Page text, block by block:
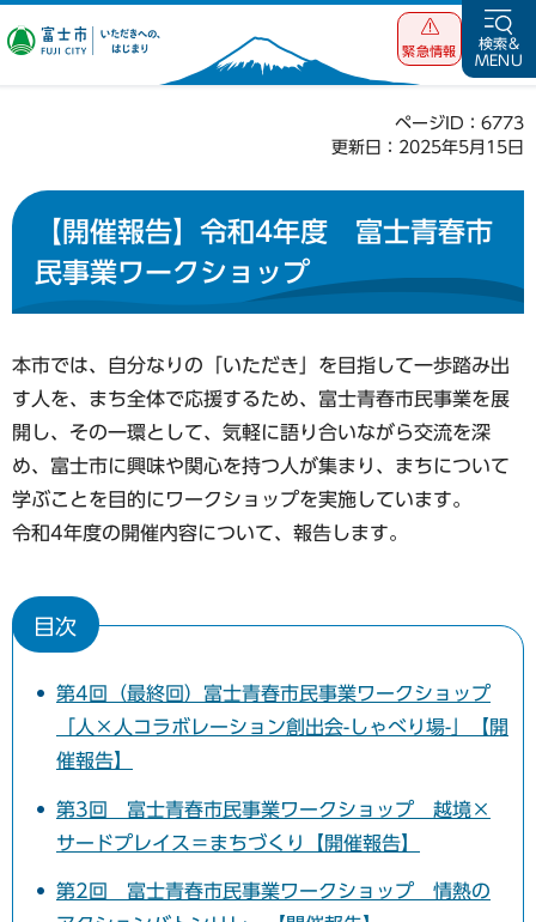
富士市 いただ
緊急情報
検索&
MENU
ページID：6773
更新日：2025年5月15日
【開催報告】令和4年度 富士青春市
民事業ワークショップ
本市では、自分なりの「いただき」を目指して一歩踏み出
す人を、まち全体で応援するため、富士青春市民事業を展
開し、その一環として、気軽に語り合いながら交流を深
め、富士市に興味や関心を持つ人が集まり、まちについて
学ぶことを目的にワークショップを実施しています。
令和4年度の開催内容について、報告します。
目次
第4回（最終回）富士青春市民事業ワークショップ
「人×人コラボレーション創出会-しゃべり場-」【開
催報告】
第3回 富士青春市民事業ワークショップ 越境×
サードプレイス＝まちづくり【開催報告】
第2回 富士青春市民事業ワークショップ 情熱の